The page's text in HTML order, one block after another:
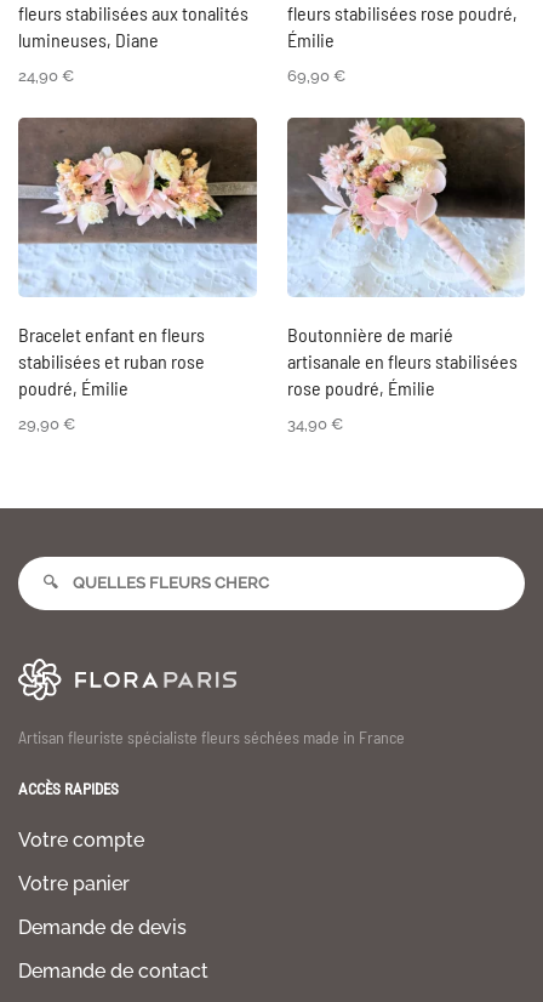
fleurs stabilisées aux tonalités
lumineuses, Diane
24,90 €
fleurs stabilisées rose poudré,
Émilie
69,90 €
Bracelet enfant en fleurs
stabilisées et ruban rose
poudré, Émilie
29,90 €
Boutonnière de marié
artisanale en fleurs stabilisées
rose poudré, Émilie
34,90 €
Artisan fleuriste spécialiste fleurs séchées made in France
ACCÈS RAPIDES
Votre compte
Votre panier
Demande de devis
Demande de contact